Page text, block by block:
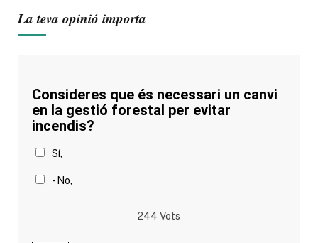
La teva opinió importa
Consideres que és necessari un canvi
en la gestió forestal per evitar
incendis?
Sí,
- No,
244 Vots